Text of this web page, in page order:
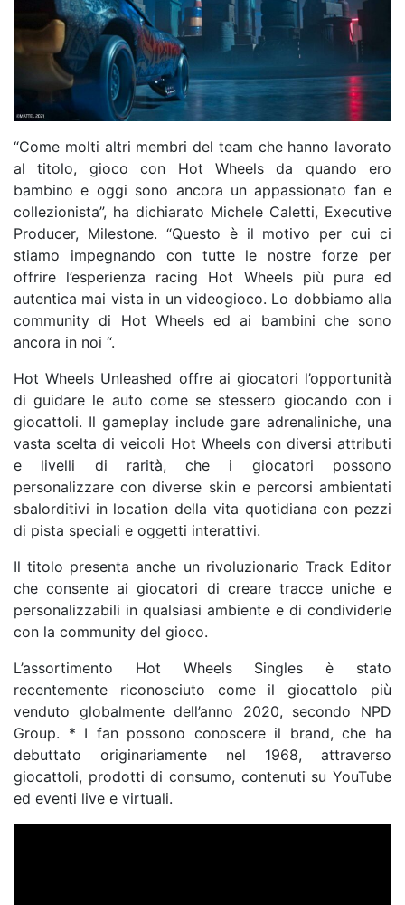
“Come molti altri membri del team che hanno lavorato
al titolo, gioco con Hot Wheels da quando ero
bambino e oggi sono ancora un appassionato fan e
collezionista”, ha dichiarato Michele Caletti, Executive
Producer, Milestone. “Questo è il motivo per cui ci
stiamo impegnando con tutte le nostre forze per
offrire l’esperienza racing Hot Wheels più pura ed
autentica mai vista in un videogioco. Lo dobbiamo alla
community di Hot Wheels ed ai bambini che sono
ancora in noi “.
Hot Wheels Unleashed offre ai giocatori l’opportunità
di guidare le auto come se stessero giocando con i
giocattoli. Il gameplay include gare adrenaliniche, una
vasta scelta di veicoli Hot Wheels con diversi attributi
e livelli di rarità, che i giocatori possono
personalizzare con diverse skin e percorsi ambientati
sbalorditivi in location della vita quotidiana con pezzi
di pista speciali e oggetti interattivi.
Il titolo presenta anche un rivoluzionario Track Editor
che consente ai giocatori di creare tracce uniche e
personalizzabili in qualsiasi ambiente e di condividerle
con la community del gioco.
L’assortimento Hot Wheels Singles è stato
recentemente riconosciuto come il giocattolo più
venduto globalmente dell’anno 2020, secondo NPD
Group. * I fan possono conoscere il brand, che ha
debuttato originariamente nel 1968, attraverso
giocattoli, prodotti di consumo, contenuti su YouTube
ed eventi live e virtuali.